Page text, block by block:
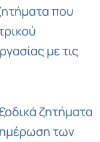
που
με τις
ζητήματα
των